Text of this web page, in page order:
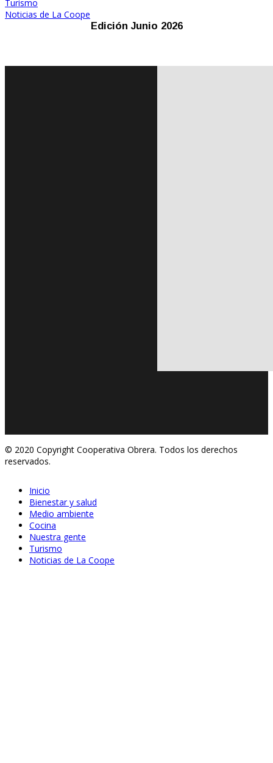
Turismo
Noticias de La Coope
Edición Junio 2026
© 2020 Copyright Cooperativa Obrera. Todos los derechos
reservados.
Inicio
Bienestar y salud
Medio ambiente
Cocina
Nuestra gente
Turismo
Noticias de La Coope